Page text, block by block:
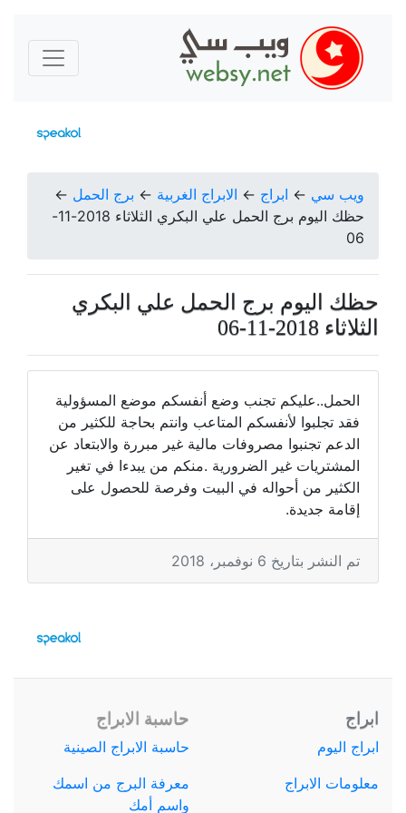
ويب سي ← ابراج ← الابراج الغربية ← برج الحمل ←
حظك اليوم برج الحمل علي البكري الثلاثاء 2018-11-
06
حظك اليوم برج الحمل علي البكري
الثلاثاء 2018-11-06
الحمل..عليكم تجنب وضع أنفسكم موضع المسؤولية
فقد تجلبوا لأنفسكم المتاعب وانتم بحاجة للكثير من
الدعم تجنبوا مصروفات مالية غير مبررة والابتعاد عن
المشتريات غير الضرورية .منكم من يبدءا في تغير
الكثير من أحواله في البيت وفرصة للحصول على
إقامة جديدة.
تم النشر بتاريخ 6 نوفمبر، 2018
ابراج
ابراج اليوم
معلومات الابراج
حاسبة الابراج
حاسبة الابراج الصينية
معرفة البرج من اسمك
واسم أمك